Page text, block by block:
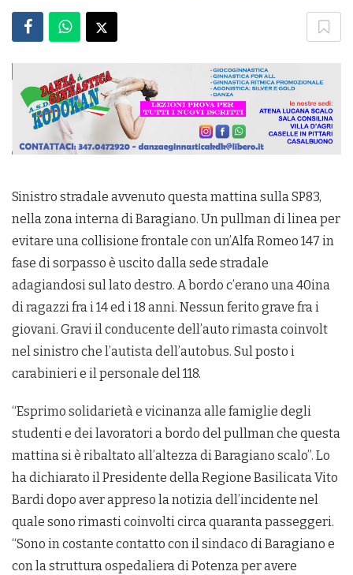
Sinistro stradale avvenuto questa mattina sulla SP83,
nella zona interna di Baragiano. Un pullman di linea per
evitare una collisione frontale con un’Alfa Romeo 147 in
fase di sorpasso è uscito dalla sede stradale
adagiandosi sul lato destro. A bordo c’erano una 40ina
di ragazzi fra i 14 ed i 18 anni. Nessun ferito grave fra i
giovani. Gravi il conducente dell’auto rimasta coinvolt
nel sinistro che l’autista dell’autobus. Sul posto i
carabinieri e il personale del 118.
“Esprimo solidarietà e vicinanza alle famiglie degli
studenti e dei lavoratori a bordo del pullman che questa
mattina si è ribaltato all’altezza di Baragiano scalo”. Lo
ha dichiarato il Presidente della Regione Basilicata Vito
Bardi dopo aver appreso la notizia dell’incidente nel
quale sono rimasti coinvolti circa quaranta passeggeri.
“Sono in costante contatto con il sindaco di Baragiano e
con la struttura ospedaliera di Potenza per avere